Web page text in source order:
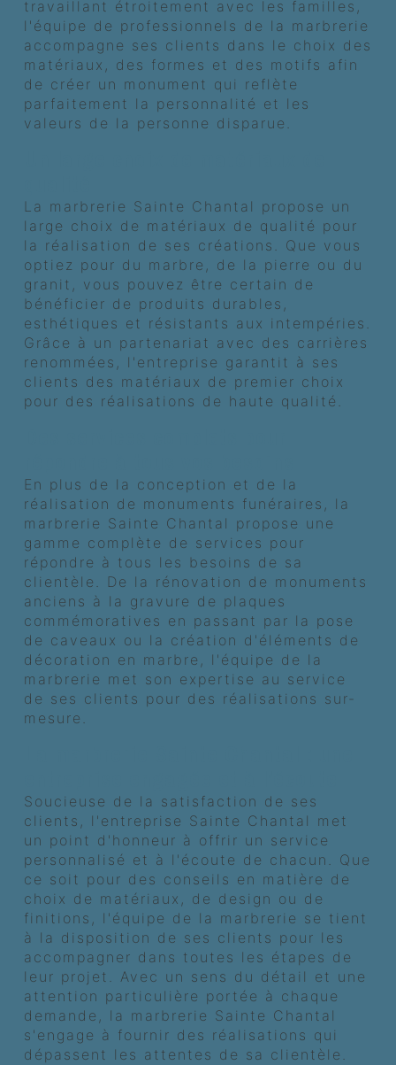
travaillant étroitement avec les familles,
l'équipe de professionnels de la marbrerie
accompagne ses clients dans le choix des
matériaux, des formes et des motifs afin
de créer un monument qui reflète
parfaitement la personnalité et les
valeurs de la personne disparue.
La marbrerie Sainte Chantal propose un
large choix de matériaux de qualité pour
la réalisation de ses créations. Que vous
optiez pour du marbre, de la pierre ou du
granit, vous pouvez être certain de
bénéficier de produits durables,
esthétiques et résistants aux intempéries.
Grâce à un partenariat avec des carrières
renommées, l'entreprise garantit à ses
clients des matériaux de premier choix
pour des réalisations de haute qualité.
En plus de la conception et de la
réalisation de monuments funéraires, la
marbrerie Sainte Chantal propose une
gamme complète de services pour
répondre à tous les besoins de sa
clientèle. De la rénovation de monuments
anciens à la gravure de plaques
commémoratives en passant par la pose
de caveaux ou la création d'éléments de
décoration en marbre, l'équipe de la
marbrerie met son expertise au service
de ses clients pour des réalisations sur-
mesure.
Soucieuse de la satisfaction de ses
clients, l'entreprise Sainte Chantal met
un point d'honneur à offrir un service
personnalisé et à l'écoute de chacun. Que
ce soit pour des conseils en matière de
choix de matériaux, de design ou de
finitions, l'équipe de la marbrerie se tient
à la disposition de ses clients pour les
accompagner dans toutes les étapes de
leur projet. Avec un sens du détail et une
attention particulière portée à chaque
demande, la marbrerie Sainte Chantal
s'engage à fournir des réalisations qui
dépassent les attentes de sa clientèle.